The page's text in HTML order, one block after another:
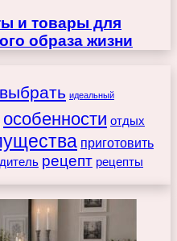
и товары для
образа жизни
выбрать идеальный
особенности отдых
приготовить
рецепт рецепты